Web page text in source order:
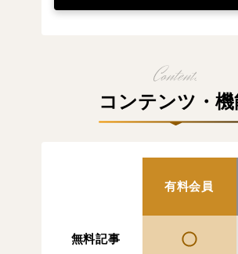
コンテンツ・機
有料会員
無料記事